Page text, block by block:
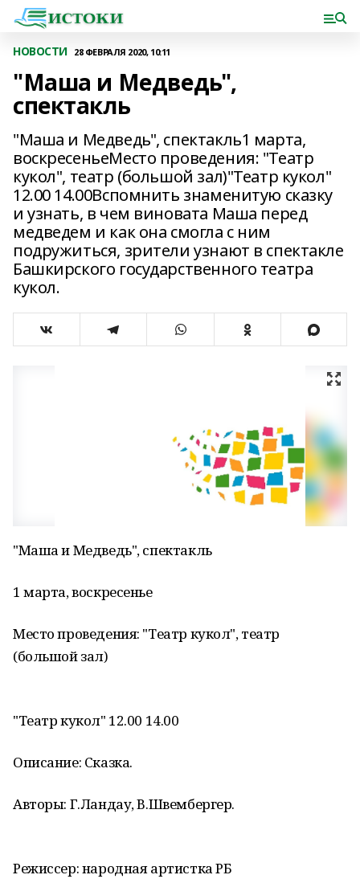
НОВОСТИ 28 ФЕВРАЛЯ 2020, 10:11
"Маша и Медведь",
спектакль
"Маша и Медведь", спектакль1 марта,
воскресеньеМесто проведения: "Театр
кукол", театр (большой зал)"Театр кукол"
12.00 14.00Вспомнить знаменитую сказку
и узнать, в чем виновата Маша перед
медведем и как она смогла с ним
подружиться, зрители узнают в спектакле
Башкирского государственного театра
кукол.
"Маша и Медведь", спектакль
1 марта, воскресенье
Место проведения: "Театр кукол", театр
(большой зал)
"Театр кукол" 12.00 14.00
Описание: Сказка.
Авторы: Г.Ландау, В.Швембергер.
Режиссер: народная артистка РБ